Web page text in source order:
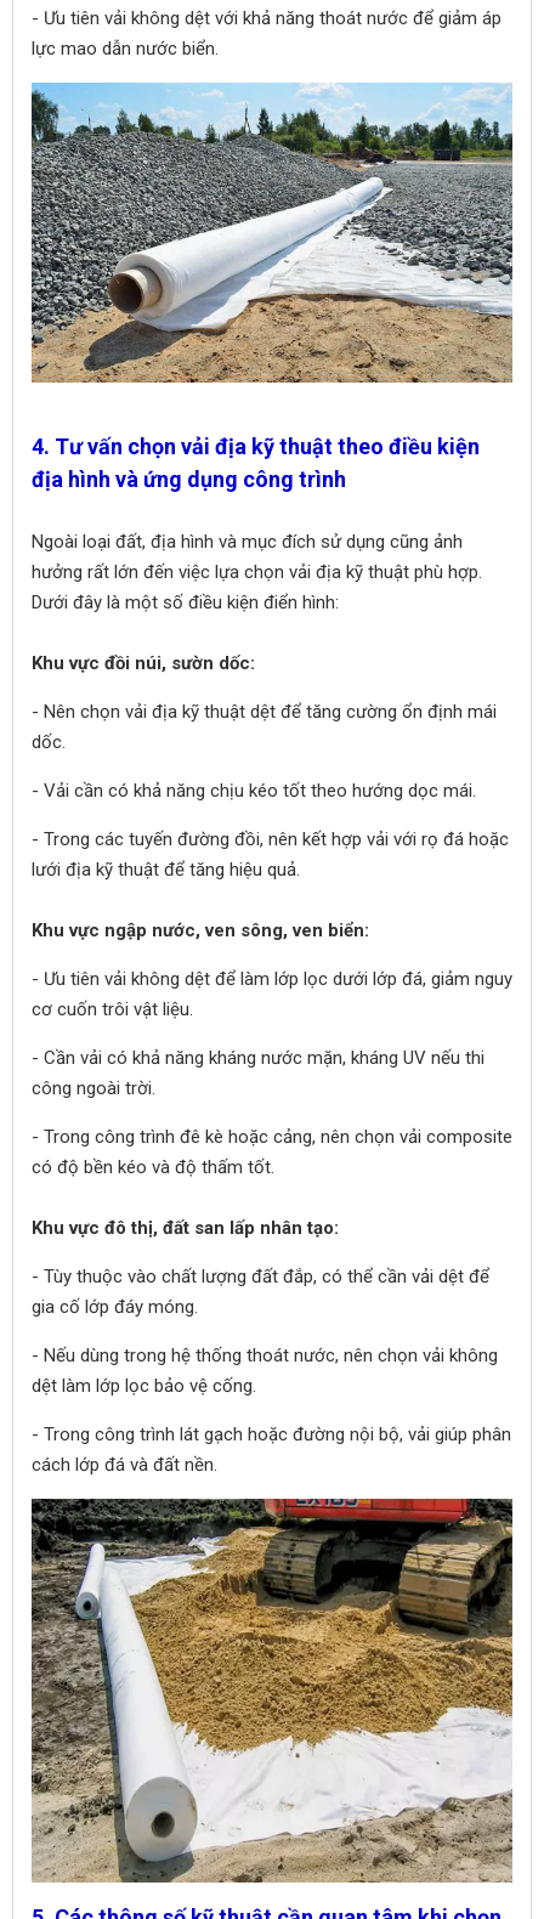
- Ưu tiên vải không dệt với khả năng thoát nước để giảm áp
lực mao dẫn nước biển.
4. Tư vấn chọn vải địa kỹ thuật theo điều kiện
địa hình và ứng dụng công trình
Ngoài loại đất, địa hình và mục đích sử dụng cũng ảnh
hưởng rất lớn đến việc lựa chọn vải địa kỹ thuật phù hợp.
Dưới đây là một số điều kiện điển hình:
Khu vực đồi núi, sườn dốc:
- Nên chọn vải địa kỹ thuật dệt để tăng cường ổn định mái
dốc.
- Vải cần có khả năng chịu kéo tốt theo hướng dọc mái.
- Trong các tuyến đường đồi, nên kết hợp vải với rọ đá hoặc
lưới địa kỹ thuật để tăng hiệu quả.
Khu vực ngập nước, ven sông, ven biển:
- Ưu tiên vải không dệt để làm lớp lọc dưới lớp đá, giảm nguy
cơ cuốn trôi vật liệu.
- Cần vải có khả năng kháng nước mặn, kháng UV nếu thi
công ngoài trời.
- Trong công trình đê kè hoặc cảng, nên chọn vải composite
có độ bền kéo và độ thấm tốt.
Khu vực đô thị, đất san lấp nhân tạo:
- Tùy thuộc vào chất lượng đất đắp, có thể cần vải dệt để
gia cố lớp đáy móng.
- Nếu dùng trong hệ thống thoát nước, nên chọn vải không
dệt làm lớp lọc bảo vệ cống.
- Trong công trình lát gạch hoặc đường nội bộ, vải giúp phân
cách lớp đá và đất nền.